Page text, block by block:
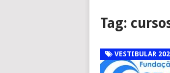
Tag:
VESTIBULAR